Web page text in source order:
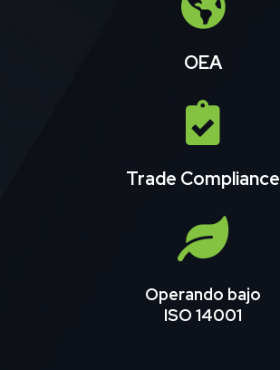
OEA
Trade Compliance
Operando bajo
ISO 14001